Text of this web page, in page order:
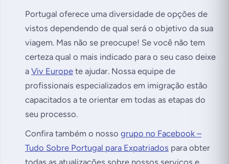
Portugal oferece uma diversidade de opções de
vistos dependendo de qual será o objetivo da sua
viagem. Mas não se preocupe! Se você não tem
certeza qual o mais indicado para o seu caso deixe
a Viv Europe te ajudar. Nossa equipe de
profissionais especializados em imigração estão
capacitados a te orientar em todas as etapas do
seu processo.
Confira também o nosso grupo no Facebook –
Tudo Sobre Portugal para Expatriados para obter
todas as atualizações sobre nossos serviços e